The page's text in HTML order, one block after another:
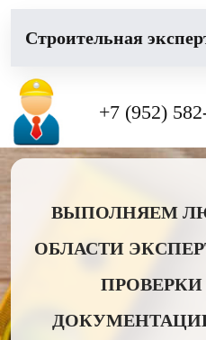
Cтроительная
+7 (952)
ВЫПОЛНЯЕМ
ОБЛАСТИ